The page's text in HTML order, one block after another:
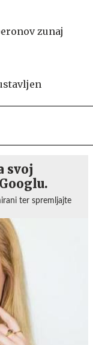
zunaj
svoj
ter spremljajte